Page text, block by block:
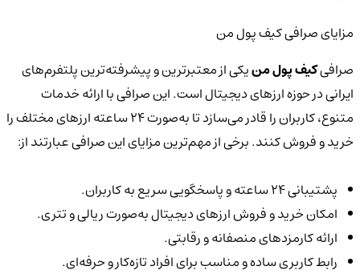
مزایای صرافی کیف پول من
صرافیکیف پول منیکی از معتبرترین و پیشرفته‌ترین پلتفرم‌های
ایرانی در حوزه ارزهای دیجیتال است. این صرافی با ارائه خدمات
متنوع، کاربران را قادر می‌سازد تا به‌صورت ۲۴ ساعته ارزهای مختلف را
خرید و فروش کنند. برخی از مهم‌ترین مزایای این صرافی عبارتند از:
پشتیبانی 24 ساعته و پاسخگویی سریع به کاربران.
امکان خرید و فروش ارزهای دیجیتال به‌صورت ریالی و تتری.
ارائه کارمزدهای منصفانه و رقابتی.
رابط کاربری ساده و مناسب برای افراد تازه‌کار و حرفه‌ای.